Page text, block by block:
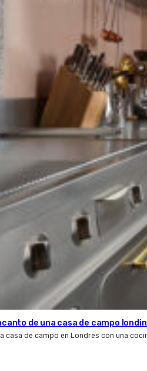
de una casa de campo
casa de campo en Londres con una